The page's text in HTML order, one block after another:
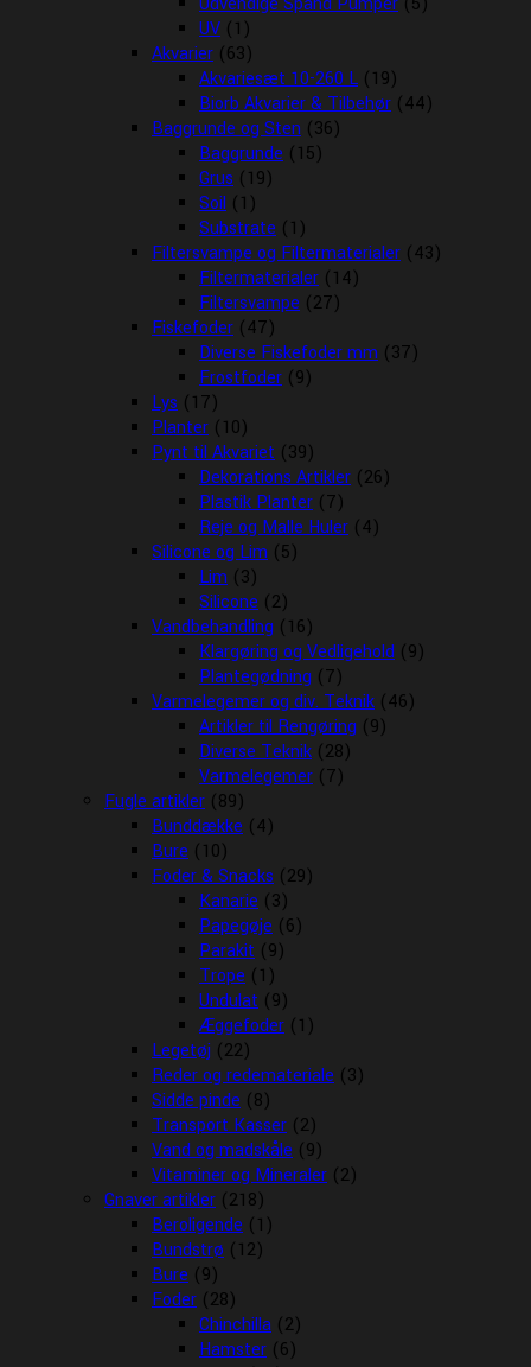
UV (1)
Akvarier (63)
Akvariesæt 10-260 L (19)
Biorb Akvarier & Tilbehør (44)
Baggrunde og Sten (36)
Baggrunde (15)
Grus (19)
Soil (1)
Substrate (1)
Filtersvampe og Filtermaterialer (43)
Filtermaterialer (14)
Filtersvampe (27)
Fiskefoder (47)
Diverse Fiskefoder mm (37)
Frostfoder (9)
Lys (17)
Planter (10)
Pynt til Akvariet (39)
Dekorations Artikler (26)
Plastik Planter (7)
Reje og Malle Huler (4)
Silicone og Lim (5)
Lim (3)
Silicone (2)
Vandbehandling (16)
Klargøring og Vedligehold (9)
Plantegødning (7)
Varmelegemer og div. Teknik (46)
Artikler til Rengøring (9)
Diverse Teknik (28)
Varmelegemer (7)
Fugle artikler (89)
Bunddække (4)
Bure (10)
Foder & Snacks (29)
Kanarie (3)
Papegøje (6)
Parakit (9)
Trope (1)
Undulat (9)
Æggefoder (1)
Legetøj (22)
Reder og redemateriale (3)
Sidde pinde (8)
Transport Kasser (2)
Vand og madskåle (9)
Vitaminer og Mineraler (2)
Gnaver artikler (218)
Beroligende (1)
Bundstrø (12)
Bure (9)
Foder (28)
Chinchilla (2)
Hamster (6)